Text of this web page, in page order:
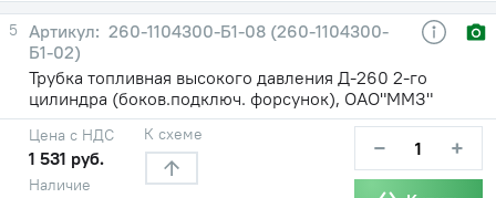
5
260-1104300-Б1-08 (260-1104300-
Б1-02)
Трубка топливная высокого давления Д-260 2-го
цилиндра (боков.подключ. форсунок), ОАО"ММЗ"
Наличие
Цена с НДС
1 531 руб.
К схеме − +